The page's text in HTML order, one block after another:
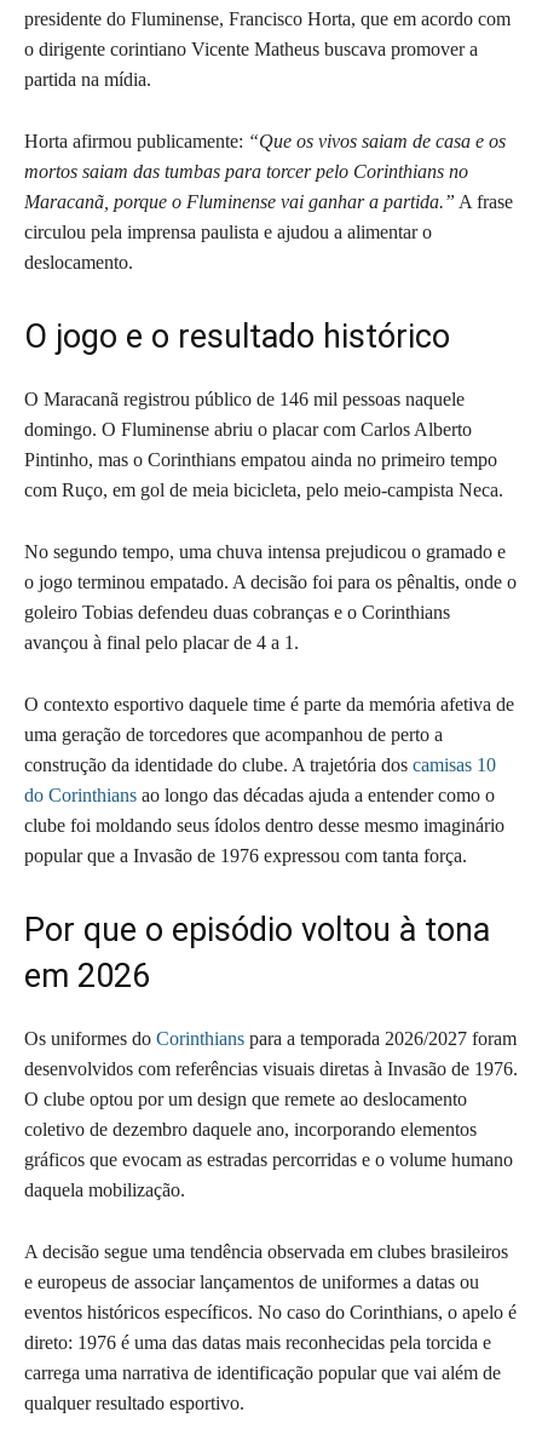
presidente do Fluminense, Francisco Horta, que em acordo com
o dirigente corintiano Vicente Matheus buscava promover a
partida na mídia.
Horta afirmou publicamente: “Que os vivos saiam de casa e os
mortos saiam das tumbas para torcer pelo Corinthians no
Maracanã, porque o Fluminense vai ganhar a partida.” A frase
circulou pela imprensa paulista e ajudou a alimentar o
deslocamento.
O jogo e o resultado histórico
O Maracanã registrou público de 146 mil pessoas naquele
domingo. O Fluminense abriu o placar com Carlos Alberto
Pintinho, mas o Corinthians empatou ainda no primeiro tempo
com Ruço, em gol de meia bicicleta, pelo meio-campista Neca.
No segundo tempo, uma chuva intensa prejudicou o gramado e
o jogo terminou empatado. A decisão foi para os pênaltis, onde o
goleiro Tobias defendeu duas cobranças e o Corinthians
avançou à final pelo placar de 4 a 1.
O contexto esportivo daquele time é parte da memória afetiva de
uma geração de torcedores que acompanhou de perto a
construção da identidade do clube. A trajetória dos camisas 10
do Corinthians ao longo das décadas ajuda a entender como o
clube foi moldando seus ídolos dentro desse mesmo imaginário
popular que a Invasão de 1976 expressou com tanta força.
Por que o episódio voltou à tona
em 2026
Os uniformes do Corinthians para a temporada 2026/2027 foram
desenvolvidos com referências visuais diretas à Invasão de 1976.
O clube optou por um design que remete ao deslocamento
coletivo de dezembro daquele ano, incorporando elementos
gráficos que evocam as estradas percorridas e o volume humano
daquela mobilização.
A decisão segue uma tendência observada em clubes brasileiros
e europeus de associar lançamentos de uniformes a datas ou
eventos históricos específicos. No caso do Corinthians, o apelo é
direto: 1976 é uma das datas mais reconhecidas pela torcida e
carrega uma narrativa de identificação popular que vai além de
qualquer resultado esportivo.